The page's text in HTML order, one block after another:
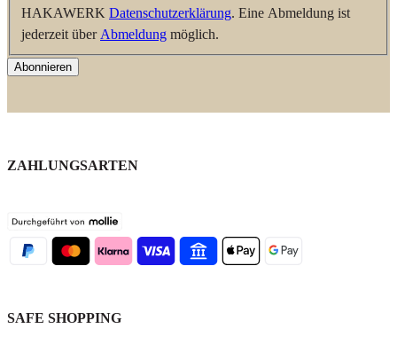
HAKAWERK Datenschutzerklärung. Eine Abmeldung ist
jederzeit über Abmeldung möglich.
Abonnieren
ZAHLUNGSARTEN
SAFE SHOPPING